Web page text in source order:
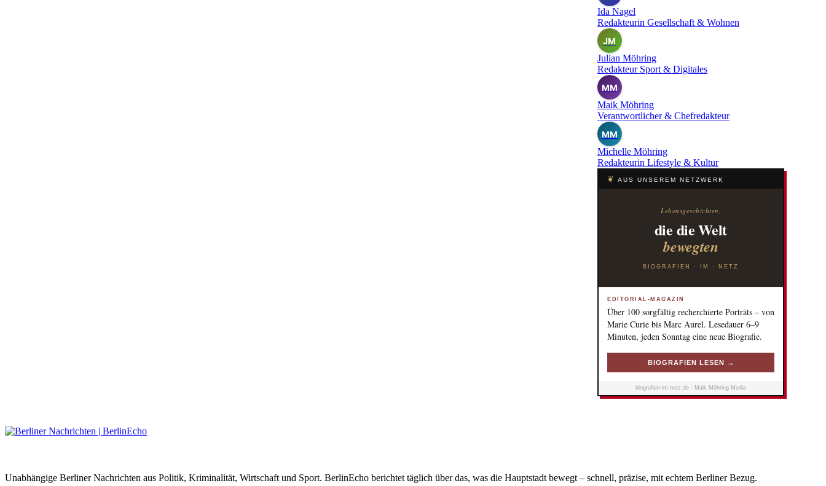
Ida Nagel
Redakteurin Gesellschaft & Wohnen
JM
Julian Möhring
Redakteur Sport & Digitales
MM
Maik Möhring
Verantwortlicher & Chefredakteur
MM
Michelle Möhring
Redakteurin Lifestyle & Kultur
❦ AUS UNSEREM NETZWERK
Lebensgeschichten,
die die Welt
bewegten
BIOGRAFIEN · IM · NETZ
EDITORIAL-MAGAZIN
Über 100 sorgfältig recherchierte Porträts – von
Marie Curie bis Marc Aurel. Lesedauer 6–9
Minuten, jeden Sonntag eine neue Biografie.
BIOGRAFIEN LESEN →
biografien-im-netz.de · Maik Möhring Media
Unabhängige Berliner Nachrichten aus Politik, Kriminalität, Wirtschaft und Sport. BerlinEcho berichtet täglich über das, was die Hauptstadt bewegt – schnell, präzise, mit echtem Berliner Bezug.